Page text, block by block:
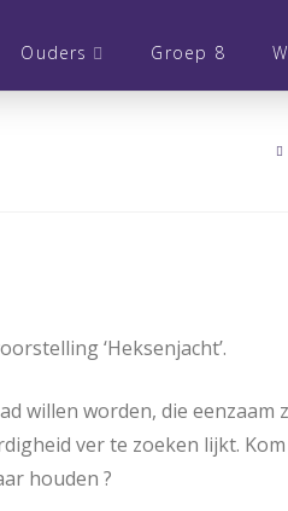
Ouders Groep 8
‘Heksenjacht’.
willen worden, die eenzaam
ver te zoeken lijkt.
houden ?